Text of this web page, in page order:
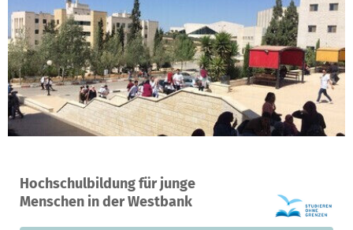
Hochschulbildung für junge
Menschen in der Westbank
A project in Bethlehem, Palestinian Territory
0 0% €4,000
still needed